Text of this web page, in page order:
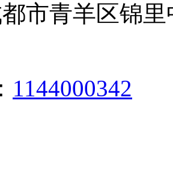
市青羊区锦
1144000342